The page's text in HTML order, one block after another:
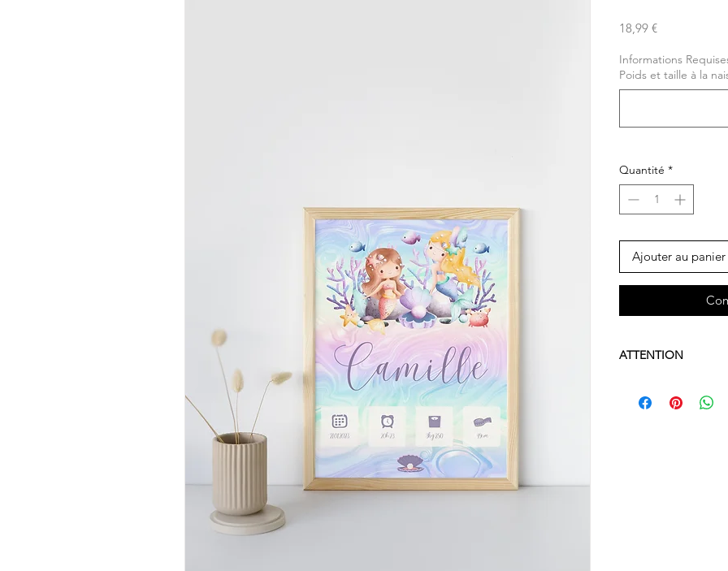
18,99 €Prix
Informations
Poids et taille à la
Quantité *
Ajouter au panier
ATTENTION
Envoi en Colissimo